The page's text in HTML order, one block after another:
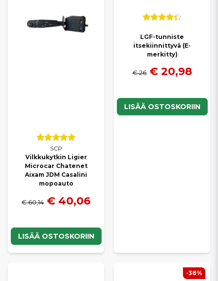
SCP
Vilkkukytkin Ligier
Microcar Chatenet
Aixam JDM Casalini
mopoauto
€ 60,14 € 40,06
LISÄÄ OSTOSKORIIN
LGF-tunniste
itsekiinnittyvä (E-
merkitty)
€ 26 € 20,98
LISÄÄ OSTOSKORIIN
-38%